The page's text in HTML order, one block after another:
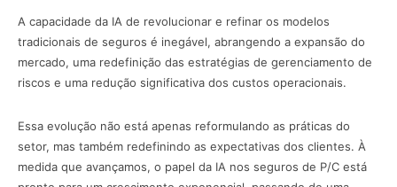
A capacidade da IA de revolucionar e refinar os modelos
tradicionais de seguros é inegável, abrangendo a expansão do
mercado, uma redefinição das estratégias de gerenciamento de
riscos e uma redução significativa dos custos operacionais.
Essa evolução não está apenas reformulando as práticas do
setor, mas também redefinindo as expectativas dos clientes. À
medida que avançamos, o papel da IA nos seguros de P/C está